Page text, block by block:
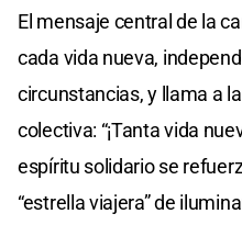
El mensaje central de la
cada vida nueva,
circunstancias, y llama a
colectiva: “¡Tanta vida
espíritu solidario se
“estrella viajera” de